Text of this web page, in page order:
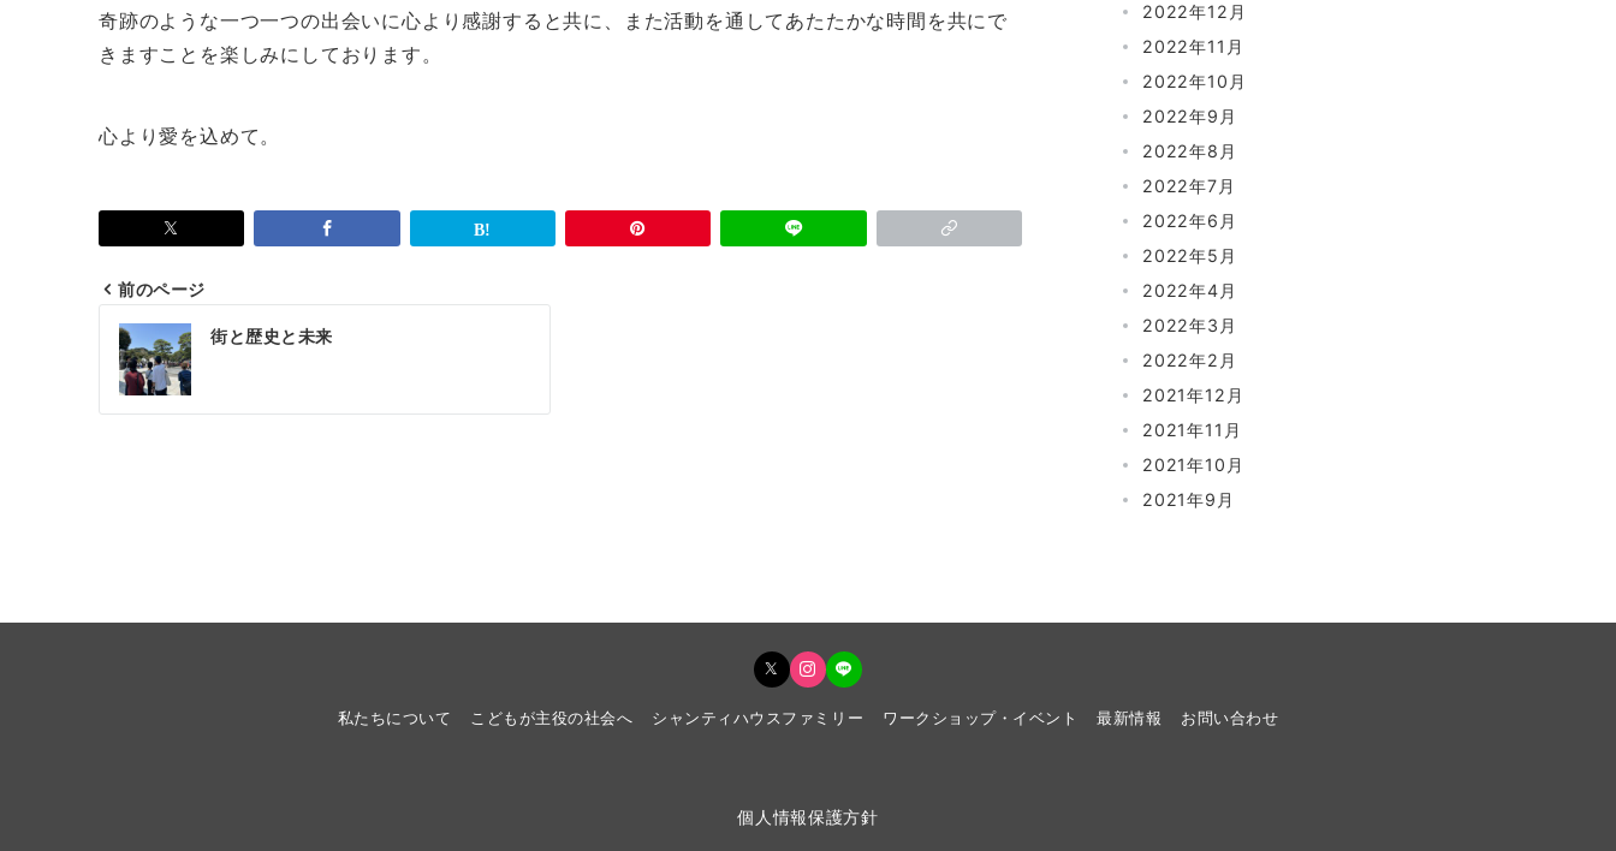
奇跡のような一つ一つの出会いに心より感謝すると共に、また活動を通してあたたかな時間を共にで
きますことを楽しみにしております。
心より愛を込めて。
投
稿
ナ
前のページ
街と歴史と未来
2022年12月
2022年11月
2022年10月
2022年9月
2022年8月
2022年7月
2022年6月
2022年5月
2022年4月
2022年3月
2022年2月
2021年12月
2021年11月
2021年10月
2021年9月
私たちについて こどもが主役の社会へ シャンティハウスファミリー ワークショップ・イベント 最新情報 お問い合わせ
個人情報保護方針